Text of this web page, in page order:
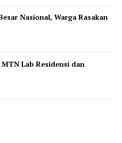
Nasional, Warga Rasakan
Lab Residensi dan